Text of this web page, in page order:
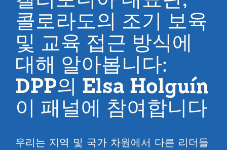
콜로라도의 조기 보육
및 교육 접근 방식에
대해 알아봅니다:
DPP의 Elsa Holguín
이 패널에 참여합니다
우리는 지역 및 국가 차원에서 다른 리더들